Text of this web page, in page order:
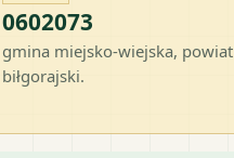
0602073
gmina miejsko-wiejska, powiat
biłgorajski.